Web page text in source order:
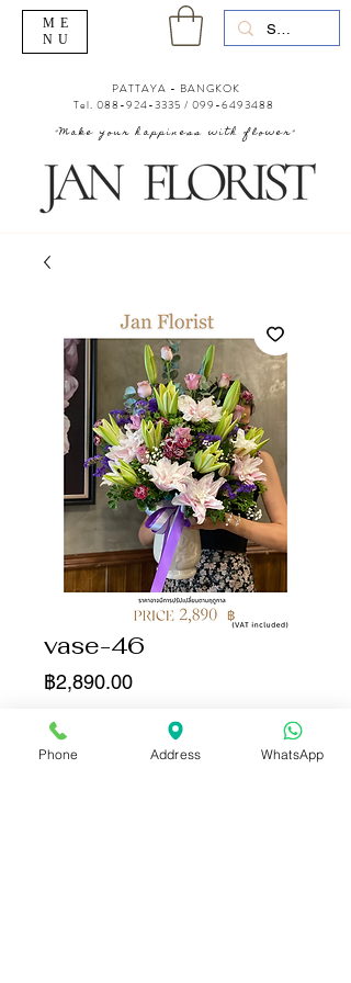
"Make your happiness with flower"
PATTAYA - BANGKOK
Tel. 088-924-3335 / 099-6493488
ME
NU
vase-46
฿2,890.00ราคา
จำนวน
Phone Address WhatsApp